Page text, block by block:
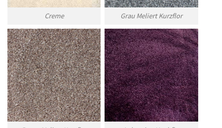
Creme Grau Meliert Kurzflor